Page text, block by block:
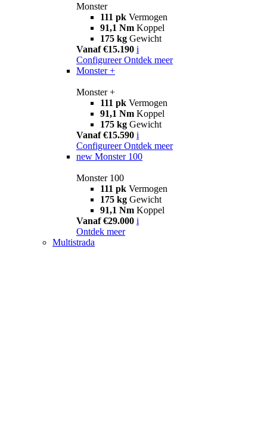
Monster
111 pk Vermogen
91,1 Nm Koppel
175 kg Gewicht
Vanaf €15.190 i
Configureer Ontdek meer
Monster +
Monster +
111 pk Vermogen
91,1 Nm Koppel
175 kg Gewicht
Vanaf €15.590 i
Configureer Ontdek meer
new Monster 100
Monster 100
111 pk Vermogen
175 kg Gewicht
91,1 Nm Koppel
Vanaf €29.000 i
Ontdek meer
Multistrada